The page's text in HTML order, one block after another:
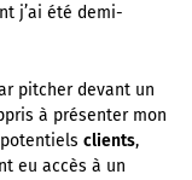
j’ai été demi-
pitcher devant un
à présenter mon
clients,
eu accès à un